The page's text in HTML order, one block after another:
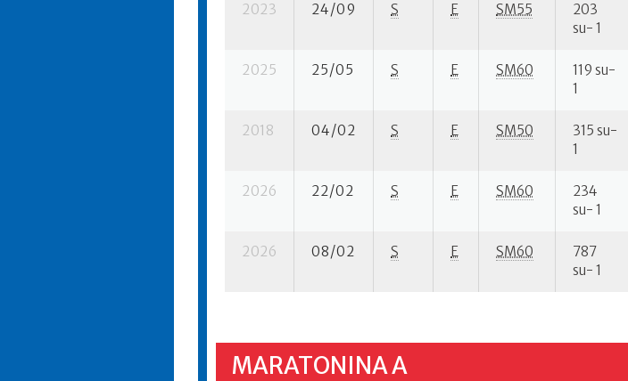
2023 24/09 S E SM55
203
su- 1
2025 25/05 S E SM60
119 su-
1
2018 04/02 S E SM50
315 su-
1
2026 22/02 S E SM60
234
su- 1
2026 08/02 S E SM60
787
su- 1
MARATONINA A